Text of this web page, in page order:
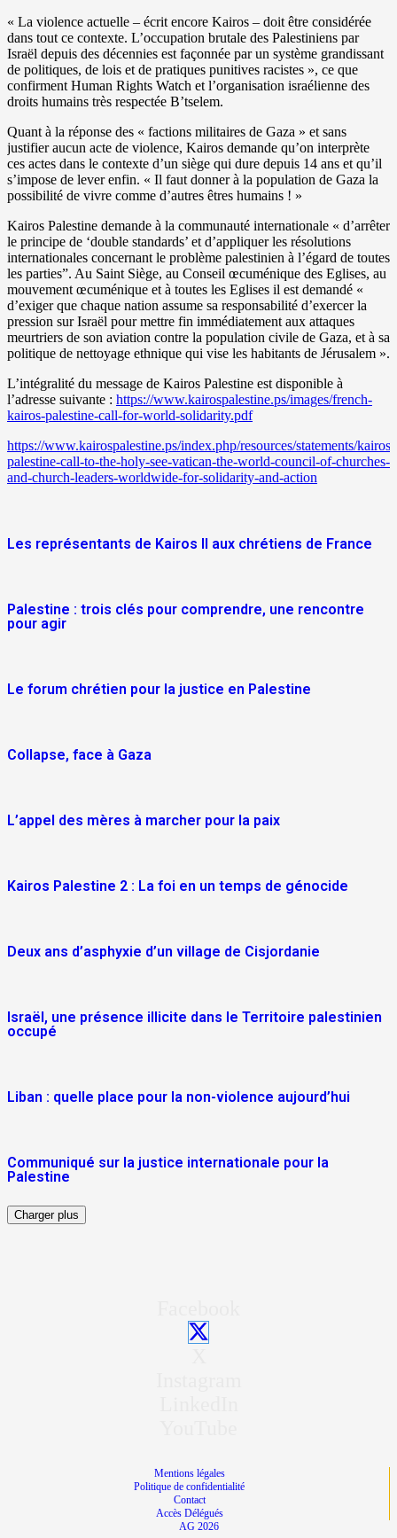
« La violence actuelle – écrit encore Kairos – doit être considérée
dans tout ce contexte. L’occupation brutale des Palestiniens par
Israël depuis des décennies est façonnée par un système grandissant
de politiques, de lois et de pratiques punitives racistes », ce que
confirment Human Rights Watch et l’organisation israélienne des
droits humains très respectée B’tselem.
Quant à la réponse des « factions militaires de Gaza » et sans
justifier aucun acte de violence, Kairos demande qu’on interprète
ces actes dans le contexte d’un siège qui dure depuis 14 ans et qu’il
s’impose de lever enfin. « Il faut donner à la population de Gaza la
possibilité de vivre comme d’autres êtres humains ! »
Kairos Palestine demande à la communauté internationale « d’arrêter
le principe de ‘double standards’ et d’appliquer les résolutions
internationales concernant le problème palestinien à l’égard de toutes
les parties”. Au Saint Siège, au Conseil œcuménique des Eglises, au
mouvement œcuménique et à toutes les Eglises il est demandé «
d’exiger que chaque nation assume sa responsabilité d’exercer la
pression sur Israël pour mettre fin immédiatement aux attaques
meurtriers de son aviation contre la population civile de Gaza, et à sa
politique de nettoyage ethnique qui vise les habitants de Jérusalem ».
L’intégralité du message de Kairos Palestine est disponible à
l’adresse suivante : https://www.kairospalestine.ps/images/french-
kairos-palestine-call-for-world-solidarity.pdf
https://www.kairospalestine.ps/index.php/resources/statements/kairos-
palestine-call-to-the-holy-see-vatican-the-world-council-of-churches-
and-church-leaders-worldwide-for-solidarity-and-action
Les représentants de Kairos II aux chrétiens de France
Palestine : trois clés pour comprendre, une rencontre
pour agir
Le forum chrétien pour la justice en Palestine
Collapse, face à Gaza
L’appel des mères à marcher pour la paix
Kairos Palestine 2 : La foi en un temps de génocide
Deux ans d’asphyxie d’un village de Cisjordanie
Israël, une présence illicite dans le Territoire palestinien
occupé
Liban : quelle place pour la non-violence aujourd’hui
Communiqué sur la justice internationale pour la
Palestine
Charger plus
Mentions légales
Politique de confidentialité
Contact
Accès Délégués
AG 2026